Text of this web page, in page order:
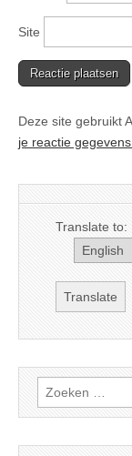
Site
Deze site gebruikt
je reactie
Translate to:
Zoeken
naar: